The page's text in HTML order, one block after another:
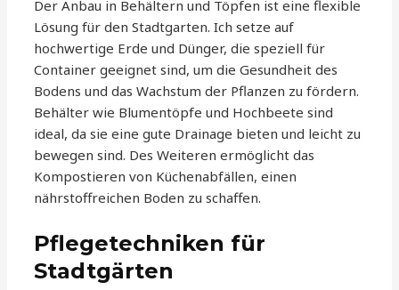
Der Anbau in Behältern und Töpfen ist eine flexible
Lösung für den Stadtgarten. Ich setze auf
hochwertige Erde und Dünger, die speziell für
Container geeignet sind, um die Gesundheit des
Bodens und das Wachstum der Pflanzen zu fördern.
Behälter wie Blumentöpfe und Hochbeete sind
ideal, da sie eine gute Drainage bieten und leicht zu
bewegen sind. Des Weiteren ermöglicht das
Kompostieren von Küchenabfällen, einen
nährstoffreichen Boden zu schaffen.
Pflegetechniken für
Stadtgärten